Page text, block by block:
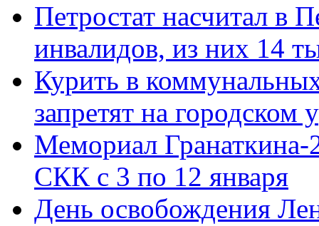
Петростат насчитал в
инвалидов, из них 14
Курить в
запретят на городском
Мемориал Гранаткина-
СКК с 3 по 12 января
День освобождения